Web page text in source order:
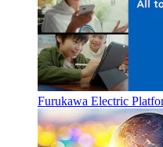
Furukawa Electric